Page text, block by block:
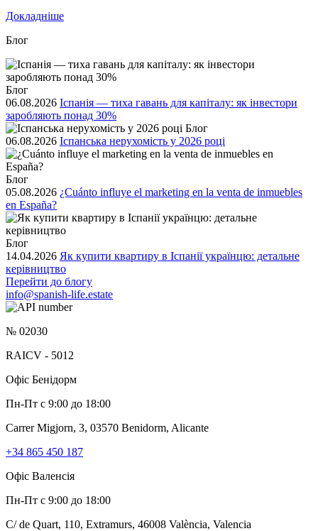
Докладніше
Блог
Блог
06.08.2026 Іспанія — тиха гавань для капіталу: як інвестори
заробляють понад 30%
Блог
06.08.2026 Іспанська нерухомість у 2026 році
Блог
05.08.2026 ¿Cuánto influye el marketing en la venta de inmuebles
en España?
Блог
14.04.2026 Як купити квартиру в Іспанії українцю: детальне
керівництво
Перейти до блогу
info@spanish-life.estate
№ 02030
RAICV - 5012
Офіс Бенідорм
Пн-Пт с 9:00 до 18:00
Carrer Migjorn, 3, 03570 Benidorm, Alicante
+34 865 450 187
Офіс Валенсія
Пн-Пт с 9:00 до 18:00
C/ de Quart, 110, Extramurs, 46008 València, Valencia